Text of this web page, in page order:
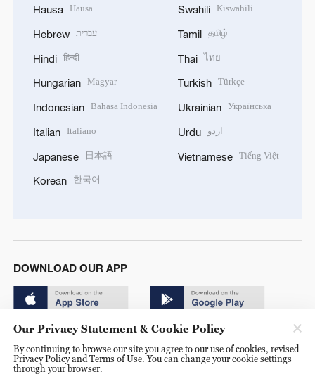
Hausa Hausa
Hebrew עברית
Hindi हिन्दी
Hungarian Magyar
Indonesian Bahasa Indonesia
Italian Italiano
Japanese 日本語
Korean 한국어
Swahili Kiswahili
Tamil தமிழ்
Thai ไทย
Turkish Türkçe
Ukrainian Українська
Urdu اردو
Vietnamese Tiếng Việt
DOWNLOAD OUR APP
© China Radio International.CRI. All Rights Reserved. 16A
Our Privacy Statement & Cookie Policy
By continuing to browse our site you agree to our use of cookies, revised
Privacy Policy and Terms of Use. You can change your cookie settings
through your browser.